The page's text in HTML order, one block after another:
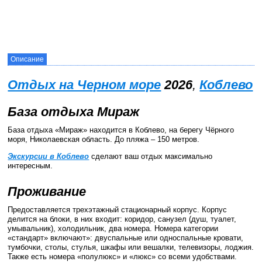
Описание
Отдых на Черном море 2026,Коблево
База отдыха Мираж
База отдыха «Мираж» находится в Коблево, на берегу Чёрного
моря, Николаевская область. До пляжа – 150 метров.
Экскурсии в Коблево сделают ваш отдых максимально
интересным.
Проживание
Предоставляется трехэтажный стационарный корпус. Корпус
делится на блоки, в них входит: коридор, санузел (душ, туалет,
умывальник), холодильник, два номера. Номера категории
«стандарт» включают»: двуспальные или односпальные кровати,
тумбочки, столы, стулья, шкафы или вешалки, телевизоры, лоджия.
Также есть номера «полулюкс» и «люкс» со всеми удобствами.